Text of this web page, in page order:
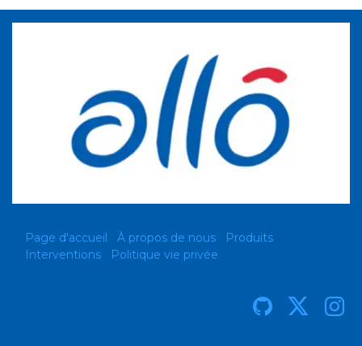
Page d'accueil À propos de nous
Produits
Interventions
Politique vie privée